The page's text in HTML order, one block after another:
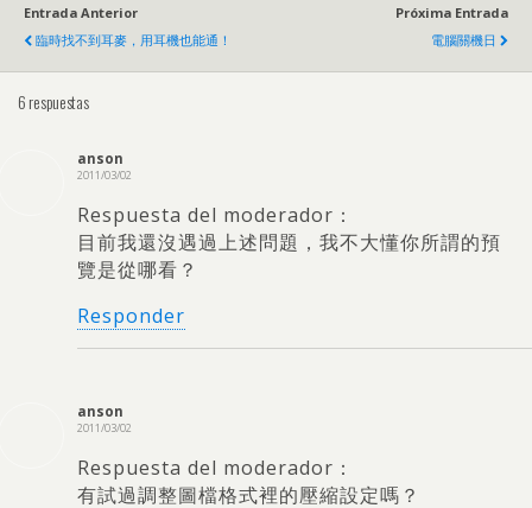
Entrada Anterior
臨時找不到耳麥 ， 用耳機也能通！
Próxima Entrada
電腦關機日
6 respuestas
anson
2011/03/02
Respuesta del moderador：
目前我還沒遇過上述問題 ， 我不大懂你所謂的預
覽是從哪看？
Responder
anson
2011/03/02
Respuesta del moderador：
有試過調整圖檔格式裡的壓縮設定嗎？